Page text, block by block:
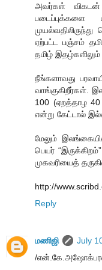
அவர்கள்
படைப்புக்களை
ஏற்பட்ட பஞ்சம்
தமிழ் இதழ்களிலும்
நீங்களாவது
வாங்குகிறீர்கள்.
100 (ஏறத்தாழ
என்று கேட்டால்
மேலும்
பெயர்
முகவரியைத்
http://
Reply
மணிஜி
July
/